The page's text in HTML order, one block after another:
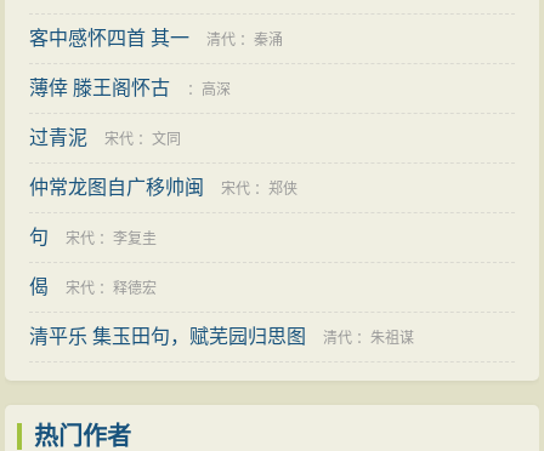
客中感怀四首 其一 清代 ：秦涌
薄倖 滕王阁怀古 ： 高深
过青泥 宋代 ：文同
仲常龙图自广移帅闽 宋代 ：郑侠
句 宋代 ：李复圭
偈 宋代 ：释德宏
清平乐 集玉田句，赋芜园归思图 清代 ：朱祖谋
热门作者